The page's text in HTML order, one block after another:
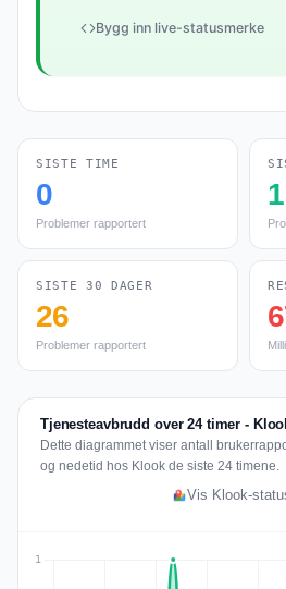
Bygg inn live-statusmerke
SISTE TIME
0
Problemer rapportert
1
SISTE 30 DAGER
26
Problemer rapportert
Tjenesteavbrudd over 24 timer -
Dette diagrammet viser antall
og nedetid hos Klook de siste 24 timene.
Vis Klook-